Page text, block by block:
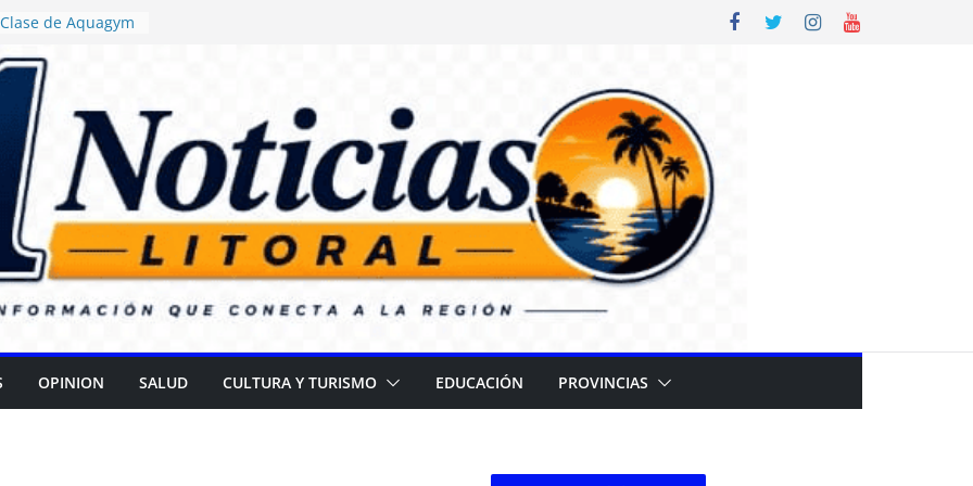
de Aquagym
ordenó
de alimentos con
en escuelas
Daniel Rossi
Centro de Salud
II
campaña para
cataratas
Gran
Día de las
OPINION SALUD CULTURA Y TURISMO EDUCACIÓN PROVINCIAS